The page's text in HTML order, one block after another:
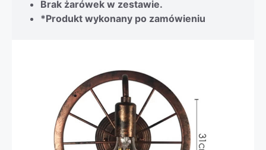
Brak żarówek w zestawie.
*Produkt wykonany po zamówieniu